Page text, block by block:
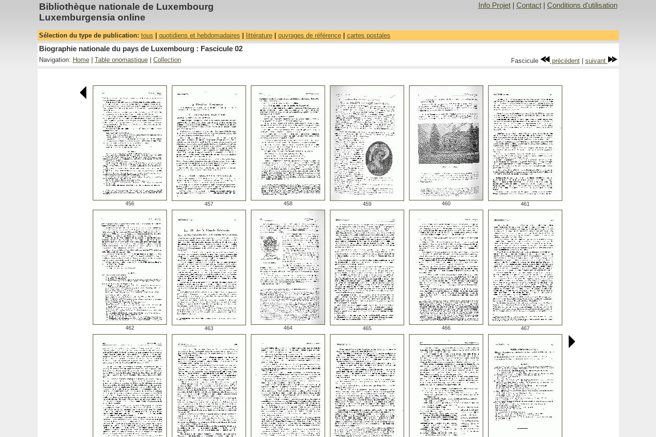
Bibliothèque nationale de Luxembourg
Luxemburgensia online
Info Projet| Contact| Conditions d'utilisation
Sélection du type de publication: tous quotidiens et hebdomadaires littérature| ouvrages de référence| cartes postales
Biographie nationale du pays de Luxembourg : Fascicule 02
Navigation: Home| Table onomastique| Collection Fascicule précédent| suivant
456 457 458 459 460 461
462 463 464 465 466 467